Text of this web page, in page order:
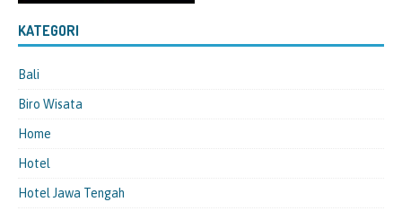
KATEGORI
Bali
Biro Wisata
Home
Hotel
Hotel Jawa Tengah